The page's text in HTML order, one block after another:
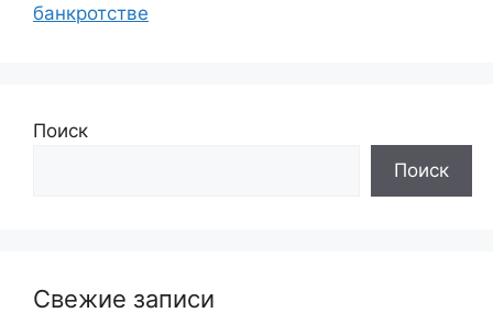
банкротстве
Поиск
Поиск
Свежие записи